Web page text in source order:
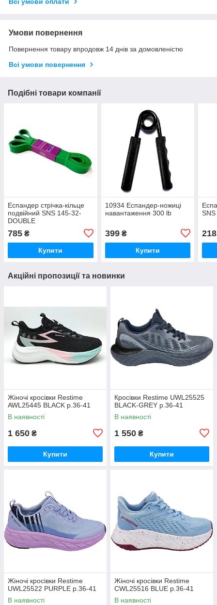
Всі умови оплати
Умови повернення
Повернення товару впродовж 14 днів за домовленістю
Всі умови повернення
Подібні товари компанії
Еспандер стрічка-кільце
подвійний SNS 145-32-
DOUBLE
785 ₴
Купити
10934 Еспандер-ножиці
навантаження 300 lb
399₴
Купити
218
Акційні пропозиції та новинки
Жіночі кросівки Restime
AWL25445 BLACK р.36-41
В наявності
1 650 ₴
Купити
Кросівки Restime UWL25525
BLACK-GREY р.36-41
В наявності
1 550 ₴
Купити
Жіночі кросівки Restime
UWL25522 PURPLE р.36-41
В наявності
Жіночі кросівки Restime
CWL25516 BLUE р.36-41
В наявності